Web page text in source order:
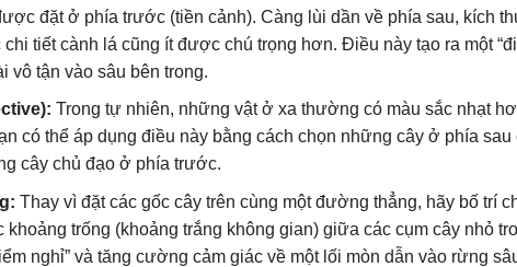
đặt ở phía trước (tiền cảnh). Càng lùi dần về phía sau, kích
tiết cành lá cũng ít được chú trọng hơn. Điều này tạo ra một
vô tận vào sâu bên trong.
Trong tự nhiên, những vật ở xa thường có màu sắc nhạt
có thể áp dụng điều này bằng cách chọn những cây ở phía sau
cây chủ đạo ở phía trước.
Thay vì đặt các gốc cây trên cùng một đường thẳng, hãy bố trí
trống (khoảng trắng không gian) giữa các cụm cây nhỏ
nghỉ” và tăng cường cảm giác về một lối mòn dẫn vào rừng